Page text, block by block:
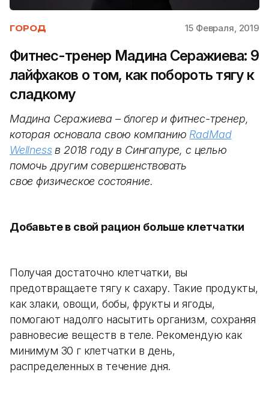
ГОРОД 15 Февраля, 2019
Фитнес-тренер Мадина Серажиева: 9
лайфхаков о том, как побороть тягу к
сладкому
Мадина Серажиева – блогер и фитнес-тренер,
которая основала свою компанию RadMad
Wellnessв 2018 году в Сингапуре, с целью
помочь другим совершенствовать
свое физическое состояние.
Добавьте в свой рацион больше клетчатки
Получая достаточно клетчатки, вы
предотвращаете тягу к сахару. Такие продукты,
как злаки, овощи, бобы, фрукты и ягоды,
помогают надолго насытить организм, сохраняя
равновесие веществ в теле. Рекомендую как
минимум 30 г клетчатки в день,
распределенных в течение дня.